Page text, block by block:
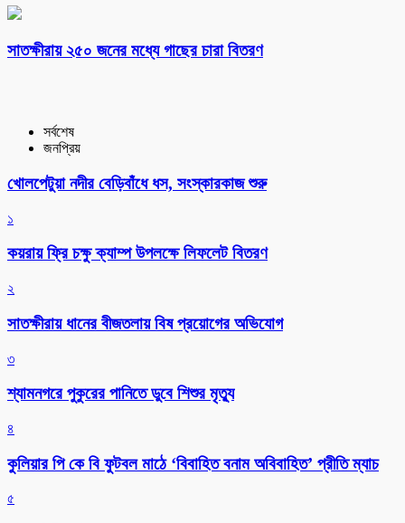
সাতক্ষীরায় ২৫০ জনের মধ্যে গাছের চারা বিতরণ
সর্বশেষ
জনপ্রিয়
খোলপেটুয়া নদীর বেড়িবাঁধে ধস, সংস্কারকাজ শুরু
১
কয়রায় ফ্রি চক্ষু ক্যাম্প উপলক্ষে লিফলেট বিতরণ
২
সাতক্ষীরায় ধানের বীজতলায় বিষ প্রয়োগের অভিযোগ
৩
শ্যামনগরে পুকুরের পানিতে ডুবে শিশুর মৃত্যু
৪
কুলিয়ার পি কে বি ফুটবল মাঠে ‘বিবাহিত বনাম অবিবাহিত’ প্রীতি ম্যাচ
৫